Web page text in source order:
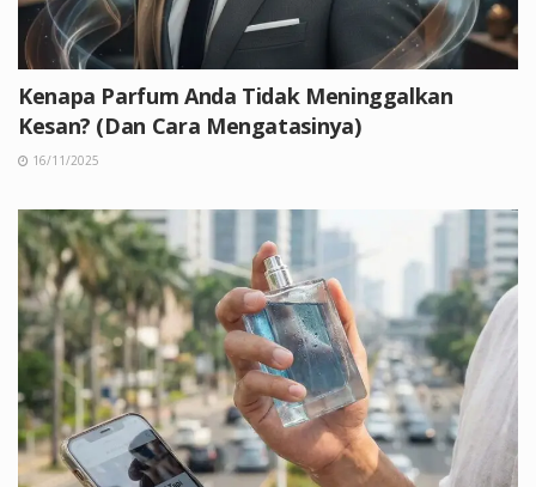
Kenapa Parfum Anda Tidak Meninggalkan
Kesan? (Dan Cara Mengatasinya)
16/11/2025